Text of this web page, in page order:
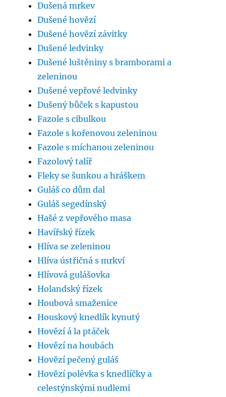
Dušená mrkev
Dušené hovězí
Dušené hovězí závitky
Dušené ledvinky
Dušené luštěniny s bramborami a
zeleninou
Dušené vepřové ledvinky
Dušený bůček s kapustou
Fazole s cibulkou
Fazole s kořenovou zeleninou
Fazole s míchanou zeleninou
Fazolový talíř
Fleky se šunkou a hráškem
Guláš co dům dal
Guláš segedínský
Hašé z vepřového masa
Havířský řízek
Hlíva se zeleninou
Hlíva ústřičná s mrkví
Hlívová gulášovka
Holandský řízek
Houbová smaženice
Houskový knedlík kynutý
Hovězí á la ptáček
Hovězí na houbách
Hovězí pečený guláš
Hovězí polévka s knedlíčky a
celestýnskými nudlemi